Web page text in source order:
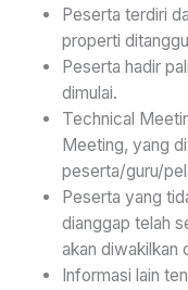
Peserta terdiri
properti
Peserta hadir
dimulai.
Technical
Meeting, yang
peserta/guru/
Peserta yang
dianggap telah
akan diwakilkan
Informasi lain